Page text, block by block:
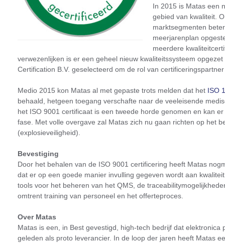
In 2015 is Matas een
gebied van kwaliteit.
marktsegmenten
meerjarenplan
meerdere
verwezenlijken is er een geheel nieuw kwaliteitssysteem
Certification B.V. geselecteerd om de rol van
Medio 2015 kon Matas al met gepaste trots melden dat het ISO
behaald, hetgeen toegang verschafte naar de veeleisende
het ISO 9001 certificaat is een tweede horde genomen en kan
fase. Met volle overgave zal Matas zich nu gaan richten op het
(explosieveiligheid).
Bevestiging
Door het behalen van de ISO 9001 certificering heeft Matas
dat er op een goede manier invulling gegeven wordt aan
tools voor het beheren van het QMS, de
omtrent training van personeel en het offerteproces.
Over Matas
Matas is een, in Best gevestigd, high-tech bedrijf dat elektronica
geleden als proto leverancier. In de loop der jaren heeft Matas